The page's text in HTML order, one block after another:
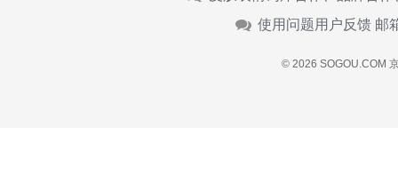
使用问题用户反馈 邮
© 2026 SOGOU.COM